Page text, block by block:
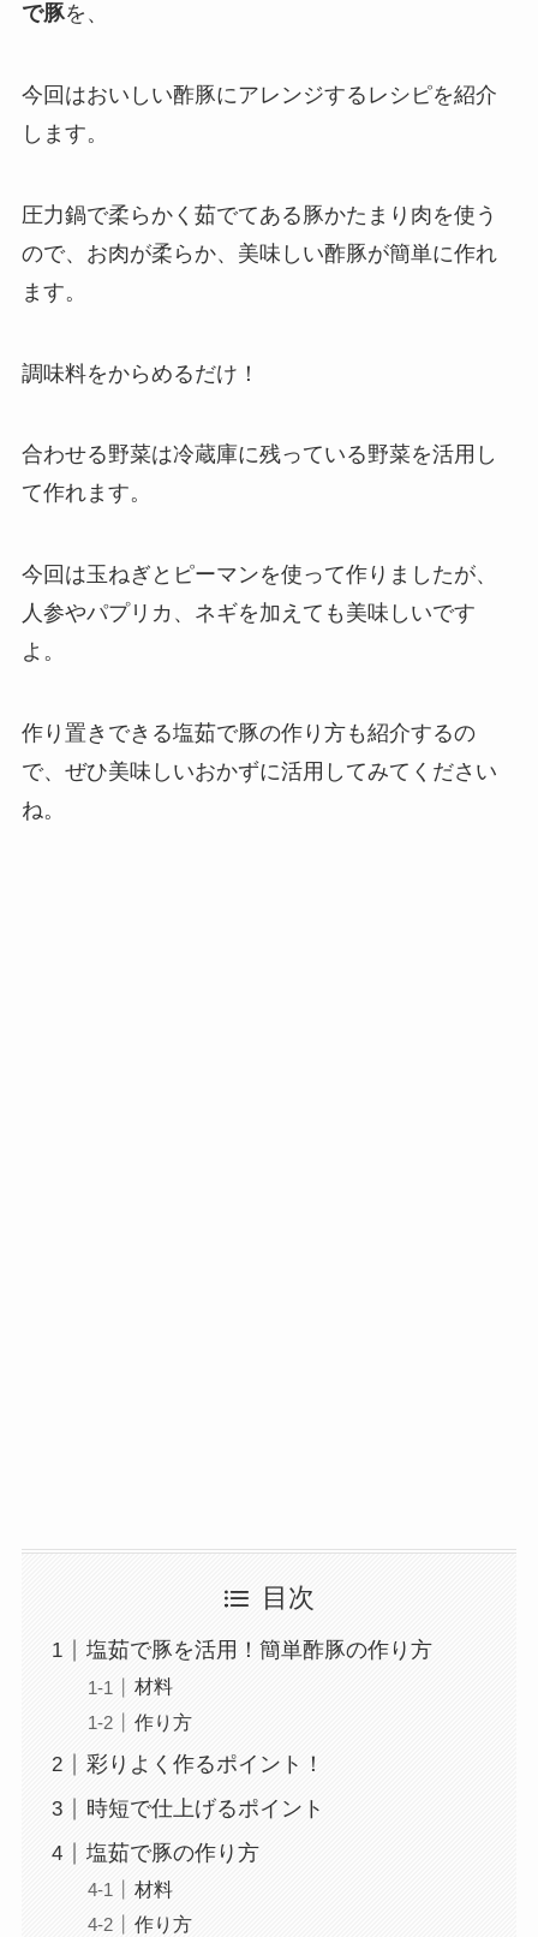
で豚を、
今回はおいしい酢豚にアレンジするレシピを紹介
します。
圧力鍋で柔らかく茹でてある豚かたまり肉を使う
ので、お肉が柔らか、美味しい酢豚が簡単に作れ
ます。
調味料をからめるだけ！
合わせる野菜は冷蔵庫に残っている野菜を活用し
て作れます。
今回は玉ねぎとピーマンを使って作りましたが、
人参やパプリカ、ネギを加えても美味しいです
よ。
作り置きできる塩茹で豚の作り方も紹介するの
で、ぜひ美味しいおかずに活用してみてください
ね。
目次
塩茹で豚を活用！簡単酢豚の作り方
材料
作り方
彩りよく作るポイント！
時短で仕上げるポイント
塩茹で豚の作り方
材料
作り方